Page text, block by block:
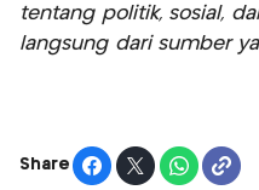
tentang politik, sosial,
langsung dari sumber
Share